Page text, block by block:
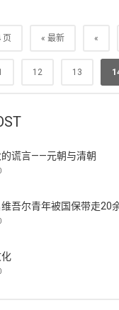
页 « 最新 «
12 13
谎言——元朝与清朝
吾尔青年被国保带走20